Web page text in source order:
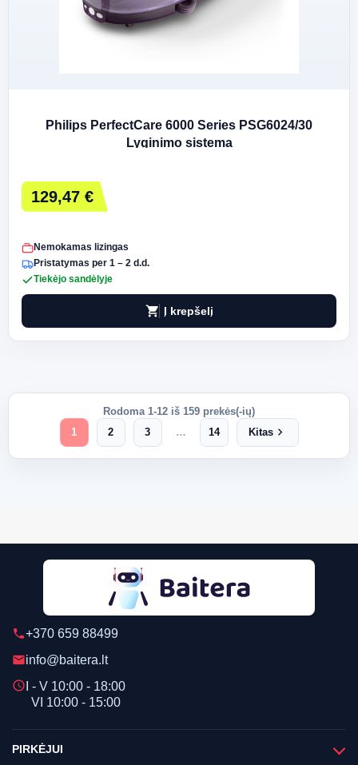
Philips PerfectCare 6000 Series PSG6024/30
Lyginimo sistema
129,47 €
Nemokamas lizingas
Pristatymas per 1 – 2 d.d.
Tiekėjo sandėlyje
shopping_cart Į krepšelį
Rodoma 1-12 iš 159 prekės(-ių)
1
2 3 … 14 Kitaschevron_right
phone+370 659 88499
emailinfo@baitera.lt
schedule I - V 10:00 - 18:00
VI 10:00 - 15:00
PIRKĖJUI